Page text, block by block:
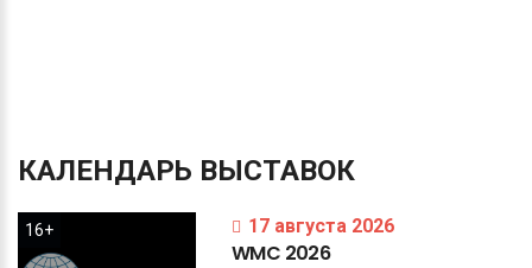
КАЛЕНДАРЬ ВЫСТАВОК
16+ 17 августа 2026
WMC 2026